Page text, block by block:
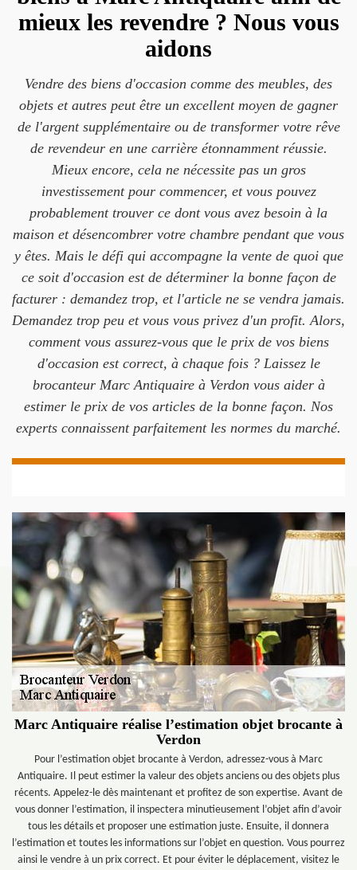
mieux les revendre ? Nous vous
aidons
Vendre des biens d'occasion comme des meubles, des
objets et autres peut être un excellent moyen de gagner
de l'argent supplémentaire ou de transformer votre rêve
de revendeur en une carrière étonnamment réussie.
Mieux encore, cela ne nécessite pas un gros
investissement pour commencer, et vous pouvez
probablement trouver ce dont vous avez besoin à la
maison et désencombrer votre chambre pendant que vous
y êtes. Mais le défi qui accompagne la vente de quoi que
ce soit d'occasion est de déterminer la bonne façon de
facturer : demandez trop, et l'article ne se vendra jamais.
Demandez trop peu et vous vous privez d'un profit. Alors,
comment vous assurez-vous que le prix de vos biens
d'occasion est correct, à chaque fois ? Laissez le
brocanteur Marc Antiquaire à Verdon vous aider à
estimer le prix de vos articles de la bonne façon. Nos
experts connaissent parfaitement les normes du marché.
Marc Antiquaire réalise l’estimation objet brocante à
Verdon
Pour l’estimation objet brocante à Verdon, adressez-vous à Marc
Antiquaire. Il peut estimer la valeur des objets anciens ou des objets plus
récents. Appelez-le dès maintenant et profitez de son expertise. Avant de
vous donner l’estimation, il inspectera minutieusement l’objet afin d’avoir
tous les détails et proposer une estimation juste. Ensuite, il donnera
l’estimation et toutes les informations sur l’objet en question. Vous pourrez
ainsi le vendre à un prix correct. Et pour éviter le déplacement, visitez le